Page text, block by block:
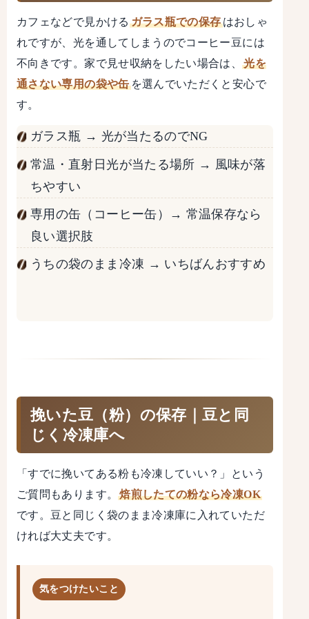
カフェなどで見かける ガラス瓶での保存はおしゃ
れですが、光を通してしまうのでコーヒー豆には
不向きです。家で見せ収納をしたい場合は、光を
通さない専用の袋や缶を選んでいただくと安心で
す。
ガラス瓶 → 光が当たるのでNG
常温・直射日光が当たる場所 → 風味が落
ちやすい
専用の缶（コーヒー缶）→ 常温保存なら
良い選択肢
うちの袋のまま冷凍 → いちばんおすすめ
挽いた豆（粉）の保存｜豆と同
じく冷凍庫へ
「すでに挽いてある粉も冷凍していい？」という
ご質問もあります。焙煎したての粉なら冷凍OK
です。豆と同じく袋のまま冷凍庫に入れていただ
ければ大丈夫です。
気をつけたいこと